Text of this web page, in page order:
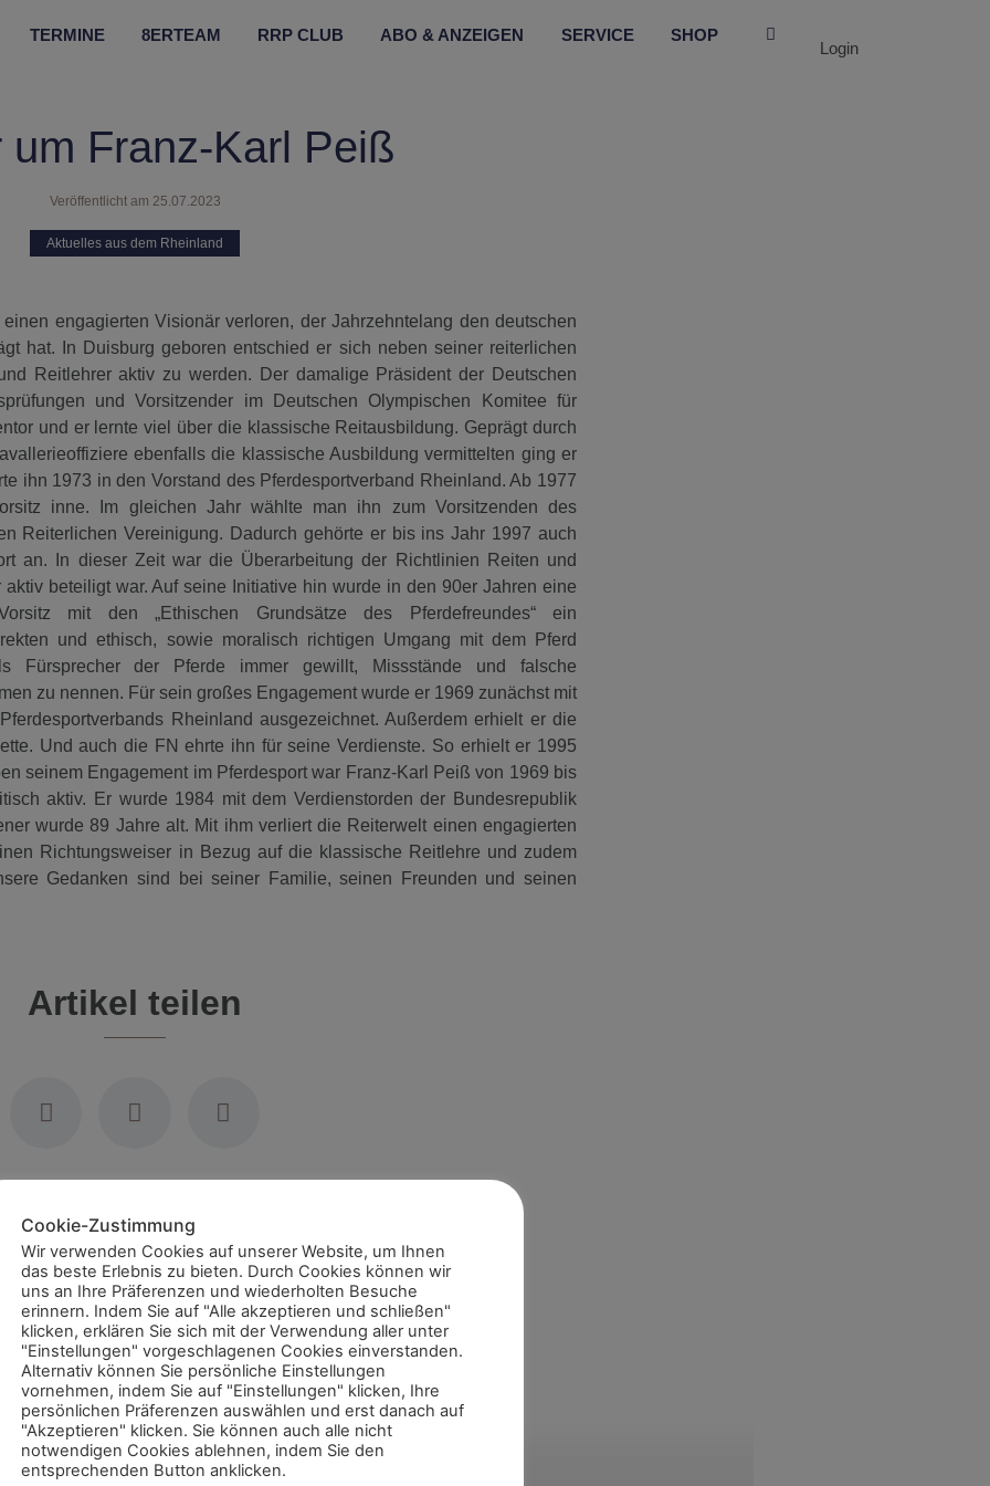
TERMINE 8ERTEAM RRP CLUB ABO & ANZEIGEN SERVICE SHOP
Login
um Franz-Karl Peiß
Veröffentlicht am 25.07.2023
Aktuelles aus dem Rheinland
engagierten Visionär verloren, der Jahrzehntelang den deutschen
hat. In Duisburg geboren entschied er sich neben seiner reiterlichen
Reitlehrer aktiv zu werden. Der damalige Präsident der Deutschen
und Vorsitzender im Deutschen Olympischen Komitee für
und er lernte viel über die klassische Reitausbildung. Geprägt durch
ebenfalls die klassische Ausbildung vermittelten ging er
ihn 1973 in den Vorstand des Pferdesportverband Rheinland. Ab 1977
inne. Im gleichen Jahr wählte man ihn zum Vorsitzenden des
Reiterlichen Vereinigung. Dadurch gehörte er bis ins Jahr 1997 auch
an. In dieser Zeit war die Überarbeitung der Richtlinien Reiten und
beteiligt war. Auf seine Initiative hin wurde in den 90er Jahren eine
mit den „Ethischen Grundsätze des Pferdefreundes“ ein
und ethisch, sowie moralisch richtigen Umgang mit dem Pferd
Fürsprecher der Pferde immer gewillt, Missstände und falsche
zu nennen. Für sein großes Engagement wurde er 1969 zunächst mit
Rheinland ausgezeichnet. Außerdem erhielt er die
Und auch die FN ehrte ihn für seine Verdienste. So erhielt er 1995
seinem Engagement im Pferdesport war Franz-Karl Peiß von 1969 bis
aktiv. Er wurde 1984 mit dem Verdienstorden der Bundesrepublik
wurde 89 Jahre alt. Mit ihm verliert die Reiterwelt einen engagierten
Richtungsweiser in Bezug auf die klassische Reitlehre und zudem
Gedanken sind bei seiner Familie, seinen Freunden und seinen
Artikel teilen
Artikel
Cookie-Zustimmung
Wir verwenden Cookies auf unserer Website, um Ihnen
das beste Erlebnis zu bieten. Durch Cookies können wir
uns an Ihre Präferenzen und wiederholten Besuche
erinnern. Indem Sie auf "Alle akzeptieren und schließen"
klicken, erklären Sie sich mit der Verwendung aller unter
"Einstellungen" vorgeschlagenen Cookies einverstanden.
Alternativ können Sie persönliche Einstellungen
vornehmen, indem Sie auf "Einstellungen" klicken, Ihre
persönlichen Präferenzen auswählen und erst danach auf
"Akzeptieren" klicken. Sie können auch alle nicht
notwendigen Cookies ablehnen, indem Sie den
entsprechenden Button anklicken.